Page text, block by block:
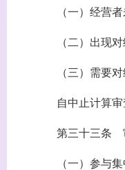
（一）经营者
（二）出现对经
（三）需要对经
自中止计算审查
第三十三条 审
（一）参与集